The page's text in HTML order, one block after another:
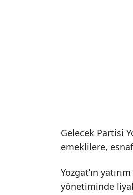
Gelecek Partisi
emeklilere,
Yozgat’ın
yönetiminde